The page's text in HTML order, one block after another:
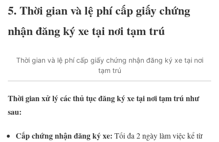
5. Thời gian và lệ phí cấp giấy chứng
nhận đăng ký xe tại nơi tạm trú
Thời gian và lệ phí cấp giấy chứng nhận đăng ký xe tại nơi
tạm trú
Thời gian xử lý các thủ tục đăng ký xe tại nơi tạm trú như
sau:
Cấp chứng nhận đăng ký xe: Tối đa 2 ngày làm việc kể từ